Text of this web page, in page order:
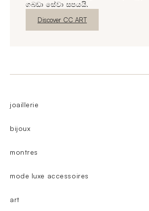
ගබඩා සේවා සපයයි.
නව කවුළුව
Discover CC ART
joaillerie
bijoux
montres
mode luxe accessoires
art